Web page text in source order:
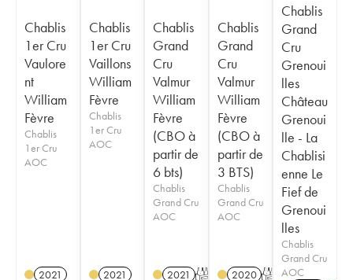
Chablis
1er Cru
Vaulore
nt
William
Fèvre
Chablis
1er Cru
AOC
2021
Chablis
1er Cru
Vaillons
William
Fèvre
Chablis
1er Cru
AOC
2021
Chablis
Grand
Cru
Valmur
William
Fèvre
(CBO à
partir de
6 bts)
Chablis
Grand Cru
AOC
2021 T
Chablis
Grand
Cru
Valmur
William
Fèvre
(CBO à
partir de
3 BTS)
Chablis
Grand Cru
AOC
2020 T
Chablis
Grand
Cru
Grenoui
lles
Château
Grenoui
lle - La
Chablisi
enne Le
Fief de
Grenoui
lles
Chablis
Grand Cru
AOC